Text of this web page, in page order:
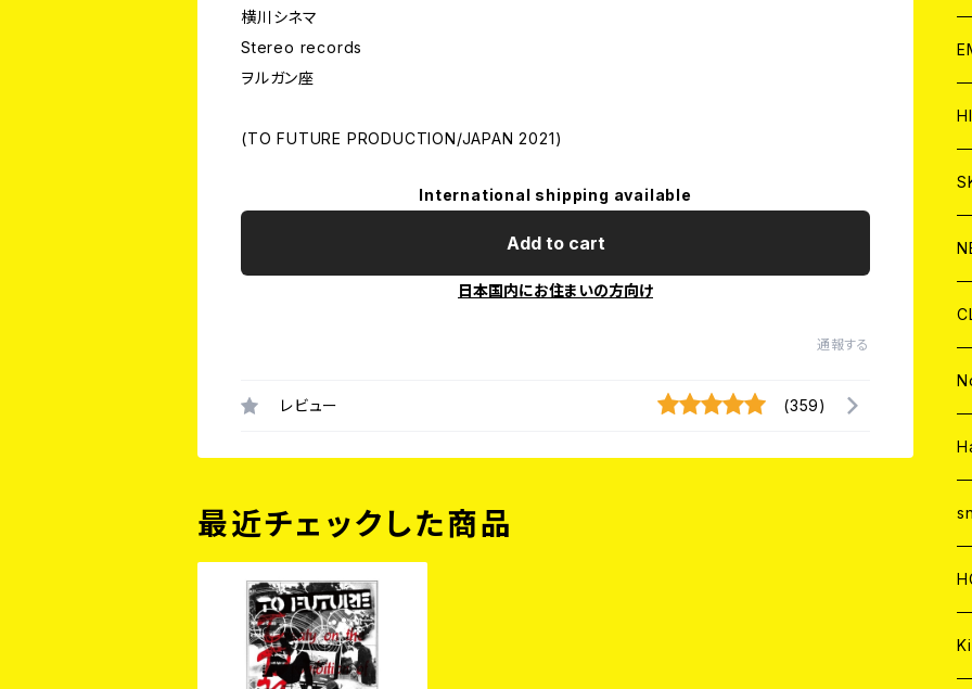
横川シネマ
Stereo records
ヲルガン座
(TO FUTURE PRODUCTION/JAPAN 2021)
International shipping available
Add to cart
日本国内にお住まいの方向け
通報する
レビュー (359)
最近チェックした商品